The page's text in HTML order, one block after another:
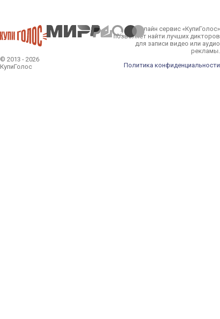
© 2013 - 2026
КупиГолос
Онлайн сервис «КупиГолос»
позволяет найти лучших дикторов
для записи видео или аудио
рекламы.
Политика конфиденциальности